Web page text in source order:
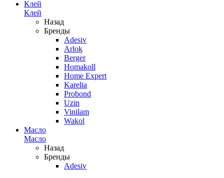
Клей
Клей
Назад
Бренды
Adesiv
Arlok
Berger
Homakoll
Home Expert
Karelia
Probond
Uzin
Vinilam
Wakol
Масло
Масло
Назад
Бренды
Adesiv